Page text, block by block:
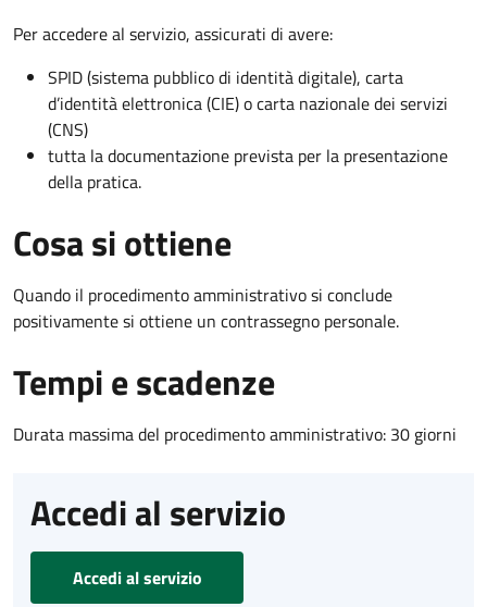
Per accedere al servizio, assicurati di avere:
SPID (sistema pubblico di identità digitale), carta
d’identità elettronica (CIE) o carta nazionale dei servizi
(CNS)
tutta la documentazione prevista per la presentazione
della pratica.
Cosa si ottiene
Quando il procedimento amministrativo si conclude
positivamente si ottiene un contrassegno personale.
Tempi e scadenze
Durata massima del procedimento amministrativo: 30 giorni
Accedi al servizio
Accedi al servizio